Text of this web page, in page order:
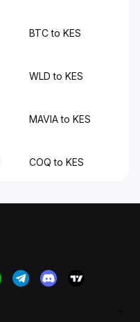
BTC to KES
WLD to KES
MAVIA to KES
COQ to KES